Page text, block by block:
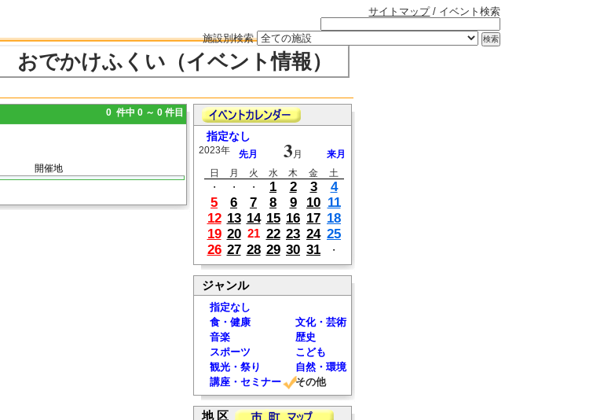
サイトマップ/ イベント検索
施設別検索
おでかけふくい（イベント情報）
0 件中 0 ～ 0 件目
開催地
指定なし
2023年 先月 3 月
来月
日
月 火 水 木 金
土
・
・ ・ 1 2 3
4
5
6 7 8 9 10 11
12 13 14 15 16 17 18
19 20 21 22 23 24 25
26 27 28 29 30 31 ・
ジャンル
指定なし
食・健康
文化・芸術
音楽
歴史
スポーツ
こども
観光・祭り
自然・環境
講座・セミナー
その他
地 区